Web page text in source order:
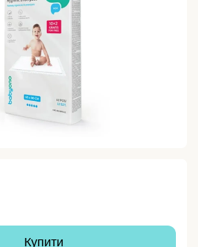
Купити